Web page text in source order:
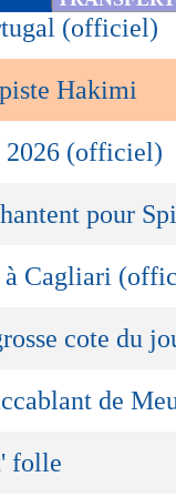
(officiel)
Hakimi
2026 (officiel)
pour
à Cagliari
cote du
de
folle